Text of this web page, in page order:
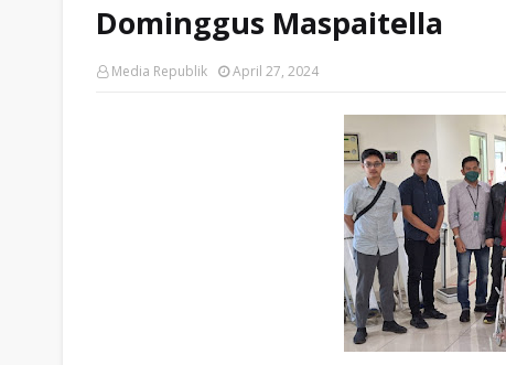
Dominggus Maspaitella
Media Republik April 27, 2024